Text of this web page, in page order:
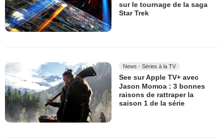
sur le tournage de la saga
Star Trek
News - Séries à la TV
See sur Apple TV+ avec
Jason Momoa : 3 bonnes
raisons de rattraper la
saison 1 de la série